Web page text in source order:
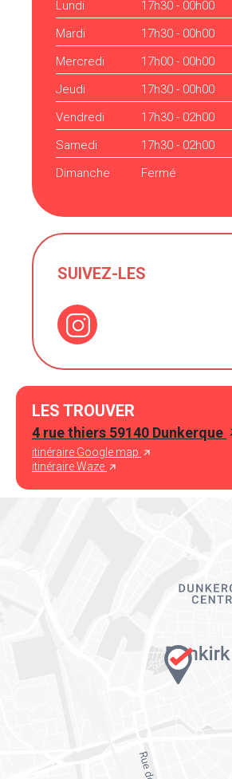
Lundi
17h30 - 00h00
Mardi
17h30 - 00h00
Mercredi
17h00 - 00h00
Jeudi
17h30 - 00h00
Vendredi
17h30 - 02h00
Samedi
17h30 - 02h00
Dimanche
Fermé
SUIVEZ-LES
LES TROUVER
4 rue thiers 59140 Dunkerque
itinéraire Google map
itinéraire Waze